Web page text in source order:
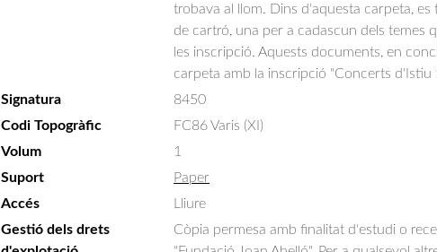
trobava al llom. Dins d'aquesta carpeta, es
de cartró, una per a cadascun dels temes
les inscripció. Aquests documents, en
carpeta amb la inscripció "Concerts d'Istiu
Signatura
8450
Codi Topogràfic
FC86 Varis (XI)
Volum
1
Suport
Paper
Accés
Lliure
Gestió dels drets
Còpia permesa amb finalitat d'estudi o